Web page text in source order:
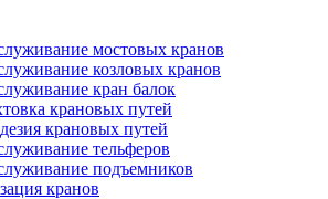
мостовых кранов
козловых кранов
кран балок
крановых путей
крановых путей
тельферов
подъемников
кранов